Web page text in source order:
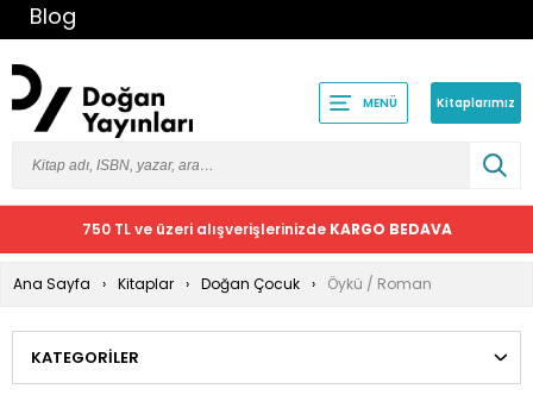
Blog
MENÜ Kitaplarımız
750 TL ve üzeri alışverişlerinizde KARGO BEDAVA
Ana Sayfa Kitaplar Doğan Çocuk Öykü / Roman
KATEGORILER